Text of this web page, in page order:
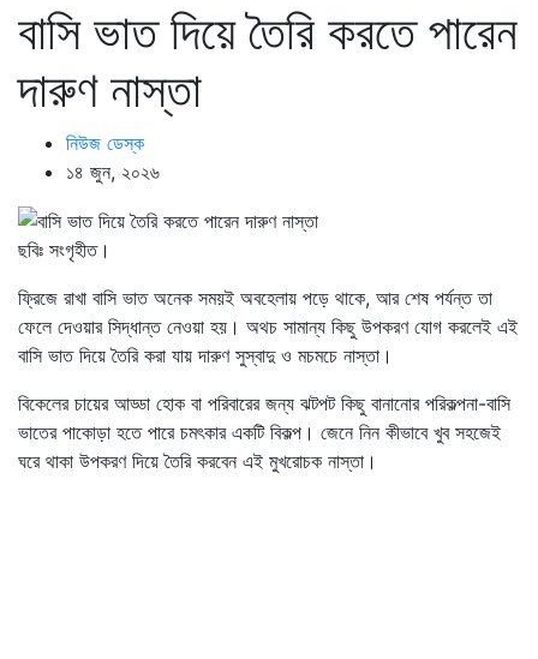
বাসি ভাত দিয়ে তৈরি করতে পারেন
দারুণ নাস্তা
নিউজ ডেস্ক
১৪ জুন, ২০২৬
ছবিঃ সংগৃহীত।
ফ্রিজে রাখা বাসি ভাত অনেক সময়ই অবহেলায় পড়ে থাকে, আর শেষ পর্যন্ত তা
ফেলে দেওয়ার সিদ্ধান্ত নেওয়া হয়। অথচ সামান্য কিছু উপকরণ যোগ করলেই এই
বাসি ভাত দিয়ে তৈরি করা যায় দারুণ সুস্বাদু ও মচমচে নাস্তা।
বিকেলের চায়ের আড্ডা হোক বা পরিবারের জন্য ঝটপট কিছু বানানোর পরিকল্পনা-বাসি
ভাতের পাকোড়া হতে পারে চমৎকার একটি বিকল্প। জেনে নিন কীভাবে খুব সহজেই
ঘরে থাকা উপকরণ দিয়ে তৈরি করবেন এই মুখরোচক নাস্তা।